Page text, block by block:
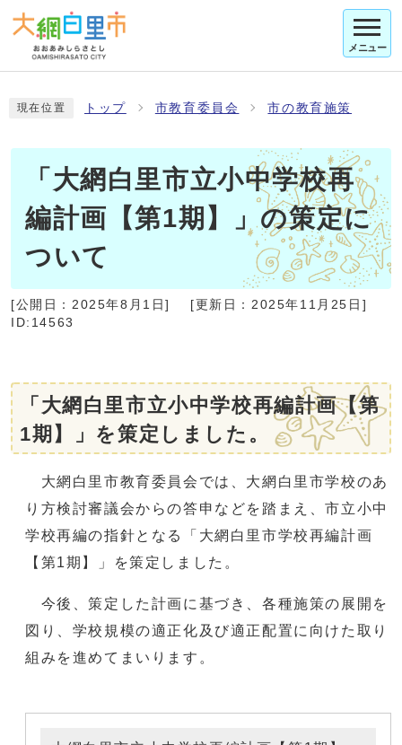
メニュー
現在位置 トップ 市教育委員会 市の教育施策
「大網白里市立小中学校再
編計画【第1期】」の策定に
ついて
[公開日： 2025年8月1日] [更新日： 2025年11月25日 ]
ID:14563
「大網白里市立小中学校再編計画【第
1期】」を策定しました。
大網白里市教育委員会では、大網白里市学校のあ
り方検討審議会からの答申などを踏まえ、市立小中
学校再編の指針となる「大網白里市学校再編計画
【第1期】」を策定しました。
今後、策定した計画に基づき、各種施策の展開を
図り、学校規模の適正化及び適正配置に向けた取り
組みを進めてまいります。